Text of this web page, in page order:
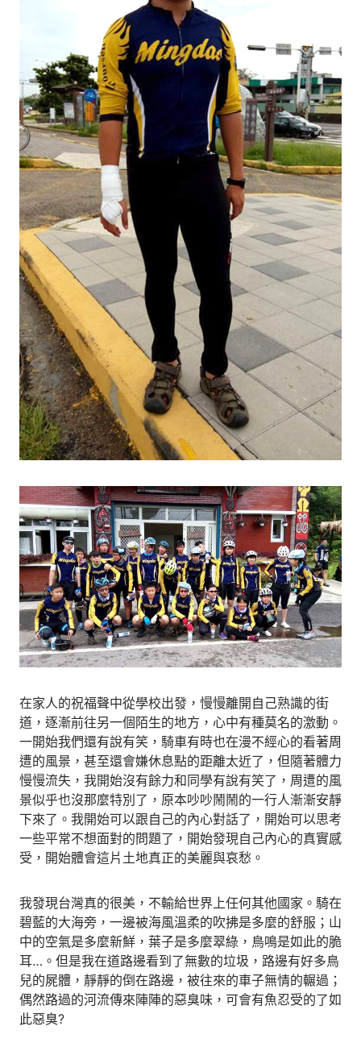
在家人的祝福聲中從學校出發，慢慢離開自己熟識的街
道，逐漸前往另一個陌生的地方，心中有種莫名的激動。
一開始我們還有說有笑，騎車有時也在漫不經心的看著周
遭的風景，甚至還會嫌休息點的距離太近了，但隨著體力
慢慢流失，我開始沒有餘力和同學有說有笑了，周遭的風
景似乎也沒那麼特別了，原本吵吵鬧鬧的一行人漸漸安靜
下來了。我開始可以跟自己的內心對話了，開始可以思考
一些平常不想面對的問題了，開始發現自己內心的真實感
受，開始體會這片土地真正的美麗與哀愁。
我發現台灣真的很美，不輸給世界上任何其他國家。騎在
碧藍的大海旁，一邊被海風溫柔的吹拂是多麼的舒服；山
中的空氣是多麼新鮮，葉子是多麼翠綠，鳥鳴是如此的脆
耳…。但是我在道路邊看到了無數的垃圾，路邊有好多鳥
兒的屍體，靜靜的倒在路邊，被往來的車子無情的輾過；
偶然路過的河流傳來陣陣的惡臭味，可會有魚忍受的了如
此惡臭?